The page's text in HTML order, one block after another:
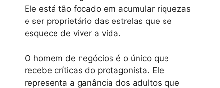
Ele está tão focado em acumular riquezas
e ser proprietário das estrelas que se
esquece de viver a vida.
O homem de negócios é o único que
recebe críticas do protagonista. Ele
representa a ganância dos adultos que